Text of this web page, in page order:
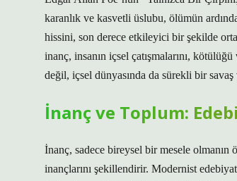
karanlık ve kasvetli üslubu, ölümün
hissini, son derece etkileyici bir şekilde
inanç, insanın içsel çatışmalarını,
değil, içsel dünyasında da sürekli bir
İnanç ve Toplum:
İnanç, sadece bireysel bir mesele
inançlarını şekillendirir. Modernist